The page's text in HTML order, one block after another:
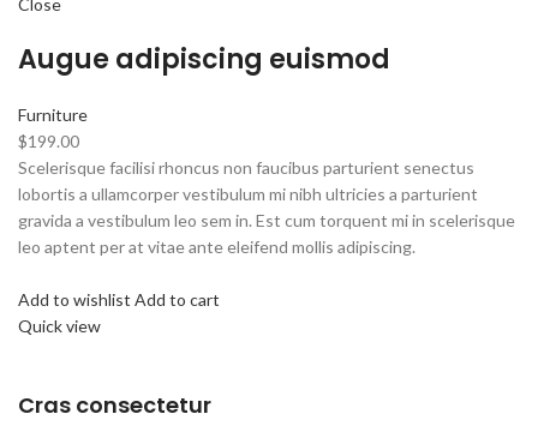
Augue adipiscing euismod
Furniture
$199.00
Scelerisque facilisi rhoncus non faucibus parturient senectus
lobortis a ullamcorper vestibulum mi nibh ultricies a parturient
gravida a vestibulum leo sem in. Est cum torquent mi in scelerisque
leo aptent per at vitae ante eleifend mollis adipiscing.
Add to wishlist Add to cart
Quick view
Cras consectetur